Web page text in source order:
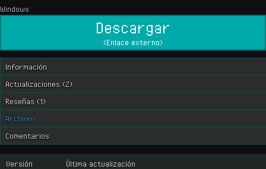
Descargar
(Enlace externo)
Windows
Información
Actualizaciones (2)
Reseñas (1)
Archivos
Comentarios
Versión
Última actualización